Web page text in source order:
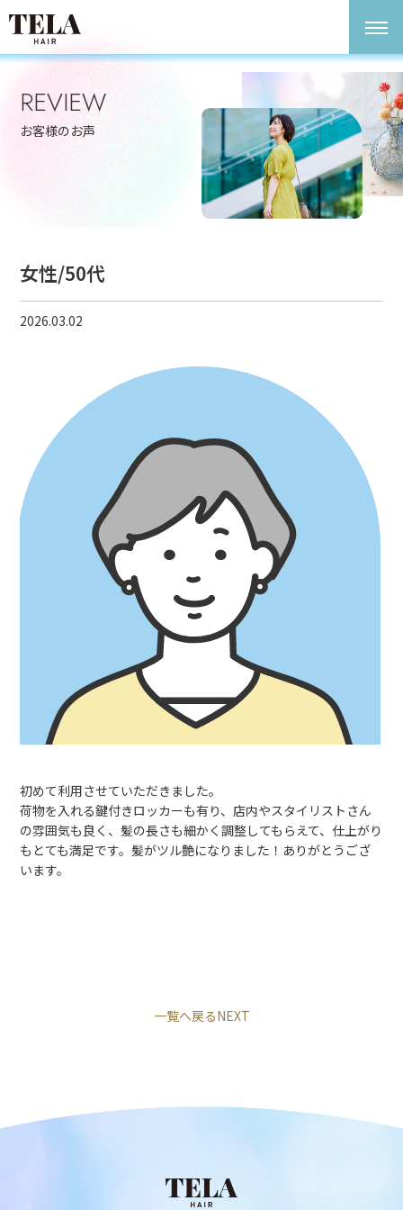
REVIEW
お客様のお声
女性/50代
2026.03.02
初めて利用させていただきました。
荷物を入れる鍵付きロッカーも有り、店内やスタイリストさん
の雰囲気も良く、髪の長さも細かく調整してもらえて、仕上がり
もとても満足です。髪がツル艶になりました！ありがとうござ
います。
一覧へ戻るNEXT